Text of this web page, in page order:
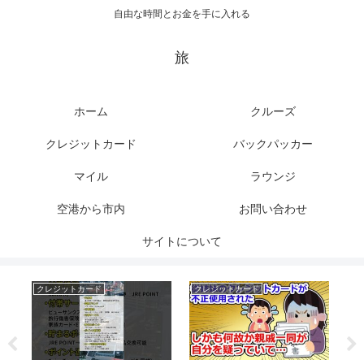
自由な時間とお金を手に入れる
旅
ホーム クルーズ
クレジットカード バックパッカー
マイル ラウンジ
空港から市内 お問い合わせ
サイトについて
クレジットカード クレジットカード